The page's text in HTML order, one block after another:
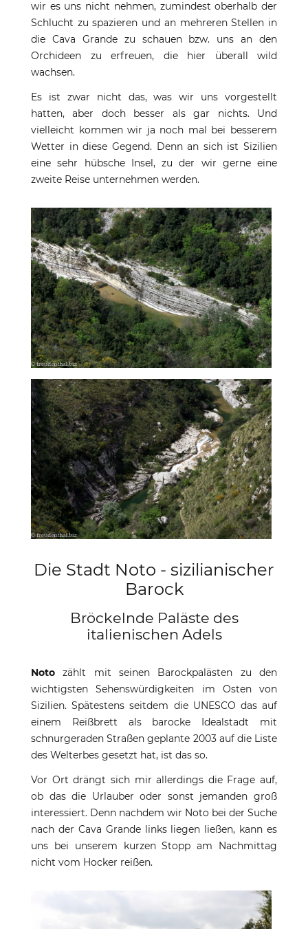
wir es uns nicht nehmen, zumindest oberhalb der
Schlucht zu spazieren und an mehreren Stellen in
die Cava Grande zu schauen bzw. uns an den
Orchideen zu erfreuen, die hier überall wild
wachsen.
Es ist zwar nicht das, was wir uns vorgestellt
hatten, aber doch besser als gar nichts. Und
vielleicht kommen wir ja noch mal bei besserem
Wetter in diese Gegend. Denn an sich ist Sizilien
eine sehr hübsche Insel, zu der wir gerne eine
zweite Reise unternehmen werden.
Die Stadt Noto - sizilianischer
Barock
Bröckelnde Paläste des
italienischen Adels
Noto zählt mit seinen Barockpalästen zu den
wichtigsten Sehenswürdigkeiten im Osten von
Sizilien. Spätestens seitdem die UNESCO das auf
einem Reißbrett als barocke Idealstadt mit
schnurgeraden Straßen geplante 2003 auf die Liste
des Welterbes gesetzt hat, ist das so.
Vor Ort drängt sich mir allerdings die Frage auf,
ob das die Urlauber oder sonst jemanden groß
interessiert. Denn nachdem wir Noto bei der Suche
nach der Cava Grande links liegen ließen, kann es
uns bei unserem kurzen Stopp am Nachmittag
nicht vom Hocker reißen.